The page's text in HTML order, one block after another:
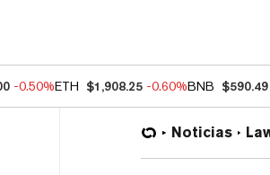
-0.50%ETH $1,908.25 -0.60%BNB $590.49
Noticias